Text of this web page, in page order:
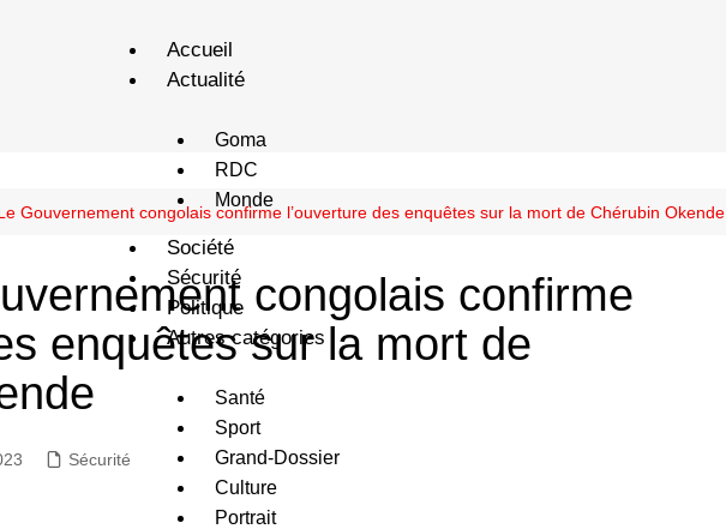
Accueil
Actualité
Goma
RDC
Monde
Société
Sécurité
Politique
Autres catégories
Santé
Sport
Grand-Dossier
Culture
Portrait
Gouvernement congolais confirme l’ouverture des enquêtes sur la mort de Chérubin Okende
congolais confirme
enquêtes sur la mort de
Sécurité